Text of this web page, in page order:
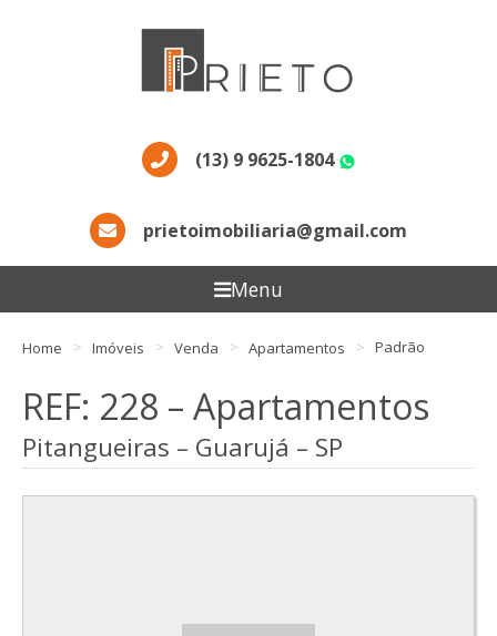
(13) 9 9625-1804
prietoimobiliaria@gmail.com
Menu
Home Imóveis Venda Apartamentos Padrão
REF: 228 – Apartamentos
Pitangueiras – Guarujá – SP